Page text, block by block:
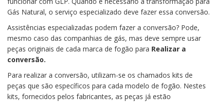
Gás Natural, o serviço especializado deve fazer essa conversão.
Assistências especializadas podem fazer a conversão? Pode,
mesmo caso das companhias de gás, mas deve sempre usar
peças originais de cada marca de fogão para Realizar a
conversão.
Para realizar a conversão, utilizam-se os chamados kits de
peças que são específicos para cada modelo de fogão. Nestes
kits, fornecidos pelos fabricantes, as peças já estão